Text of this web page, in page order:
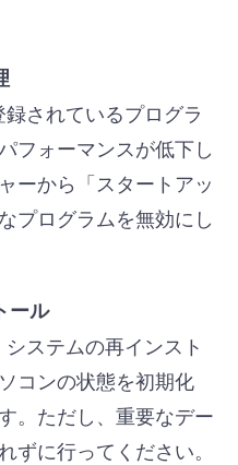
されているプログラ
フォーマンスが低下し
ーから「スタートアッ
プログラムを無効にし
ール
ステムの再インスト
コンの状態を初期化
。ただし、重要なデー
ずに行ってください。